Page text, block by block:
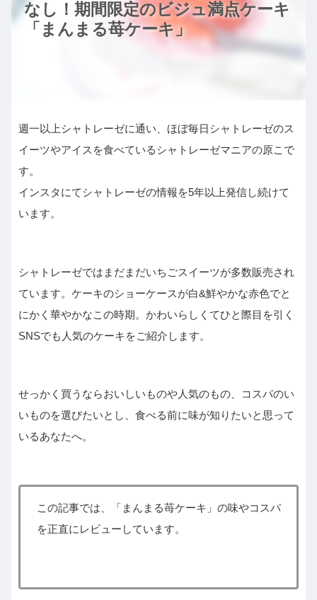
なし！期間限定のビジュ満点ケーキ
「まんまる苺ケーキ」
週一以上シャトレーゼに通い、ほぼ毎日シャトレーゼのス
イーツやアイスを食べているシャトレーゼマニアの原こで
す。
インスタにてシャトレーゼの情報を5年以上発信し続けて
います。
シャトレーゼではまだまだいちごスイーツが多数販売され
ています。ケーキのショーケースが白&鮮やかな赤色でと
にかく華やかなこの時期。かわいらしくてひと際目を引く
SNSでも人気のケーキをご紹介します。
せっかく買うならおいしいものや人気のもの、コスパのい
いものを選びたいとし、食べる前に味が知りたいと思って
いるあなたへ。
この記事では、「まんまる苺ケーキ」の味やコスパ
を正直にレビューしています。